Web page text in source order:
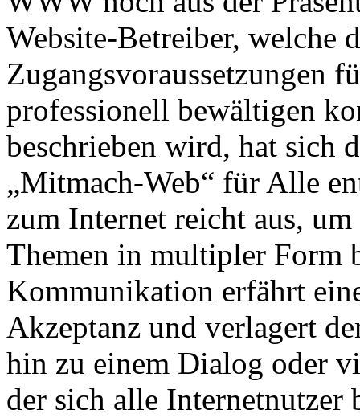
Website-Betreiber, welche
Zugangsvoraussetzungen
professionell bewältigen
beschrieben wird, hat sich
„Mitmach-Web“ für Alle
zum Internet reicht aus,
Themen in multipler Form
Kommunikation erfährt
Akzeptanz und verlagert
hin zu einem Dialog oder
der sich alle Internetnutzer